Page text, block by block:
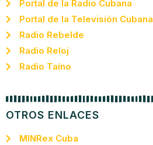
Portal de la Radio Cubana
Portal de la Televisión Cubana
Radio Rebelde
Radio Reloj
Radio Taíno
OTROS ENLACES
MINRex Cuba